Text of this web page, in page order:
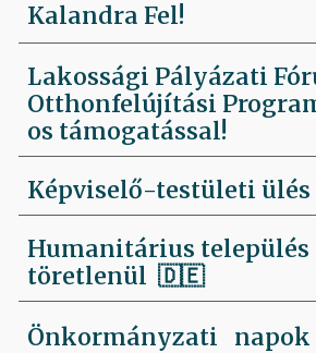
Kalandra Fel!
Lakossági Pályázati
Otthonfelújítási
os támogatással!
Képviselő-testületi ülés
Humanitárius település
töretlenül🇩🇪
Önkormányzati